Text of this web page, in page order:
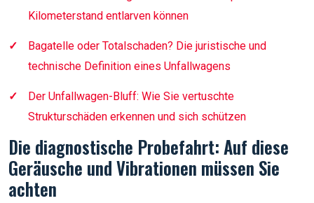
Kilometerstand entlarven können
Bagatelle oder Totalschaden? Die juristische und
technische Definition eines Unfallwagens
Der Unfallwagen-Bluff: Wie Sie vertuschte
Strukturschäden erkennen und sich schützen
Die diagnostische Probefahrt: Auf diese
Geräusche und Vibrationen müssen Sie
achten